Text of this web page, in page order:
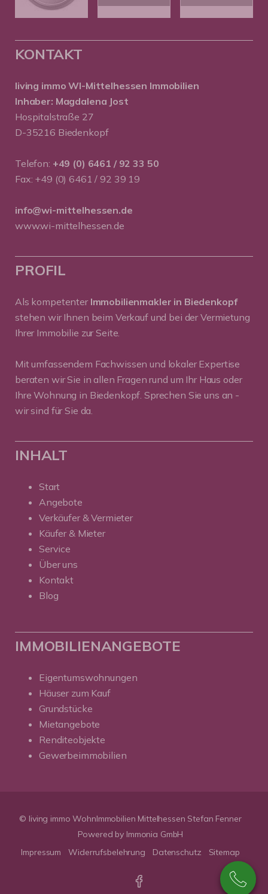
KONTAKT
living immo WI-Mittelhessen Immobilien
Inhaber: Magdalena Jost
Hospitalstraße 27
D-35216 Biedenkopf
Telefon: +49 (0) 6461 / 92 33 50
Fax: +49 (0) 6461 / 92 39 19
info@wi-mittelhessen.de
www.wi-mittelhessen.de
PROFIL
Als kompetenter Immobilienmakler in Biedenkopf
stehen wir Ihnen beim Verkauf und bei der Vermietung
Ihrer Immobilie zur Seite.
Mit umfassendem Fachwissen und lokaler Expertise
beraten wir Sie in allen Fragen rund um Ihr Haus oder
Ihre Wohnung in Biedenkopf. Sprechen Sie uns an -
wir sind für Sie da.
INHALT
Start
Angebote
Verkäufer & Vermieter
Käufer & Mieter
Service
Über uns
Kontakt
Blog
IMMOBILIENANGEBOTE
Eigentumswohnungen
Häuser zum Kauf
Grundstücke
Mietangebote
Renditeobjekte
Gewerbeimmobilien
© living immo WohnImmobilien Mittelhessen Stefan Fenner
Powered by Immonia GmbH
Impressum
Widerrufsbelehrung Datenschutz Sitemap